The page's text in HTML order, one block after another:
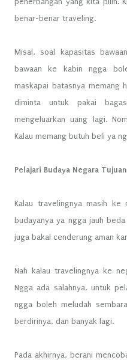
benar-benar traveling.
Misal, soal kapasitas
bawaan ke kabin ngga
maskapai batasnya memang
diminta untuk pakai
mengeluarkan uang lagi.
Kalau memang butuh beli ya
Pelajari Budaya Negara Tujuan
Kalau travelingnya masih ke
budayanya ya ngga jauh
juga bakal cenderung aman
Nah kalau travelingnya ke
Ngga ada salahnya, untuk
ngga boleh meludah
berdirinya, dan banyak lagi.
Pada akhirnya, berani